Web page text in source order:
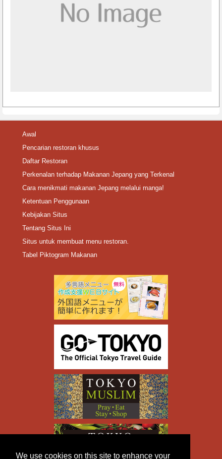
We use cookies on this site to enhance your
Awal
Pencarian restoran khusus
Daftar Restoran
Perkenalan terhadap Makanan Jepang yang Terkenal
Cara menikmati makanan Jepang melalui manga!
Ketentuan Penggunaan
Kebijakan Situs
Tentang Situs Ini
Situs untuk membuat menu restoran.
Tabel Piktogram Makanan